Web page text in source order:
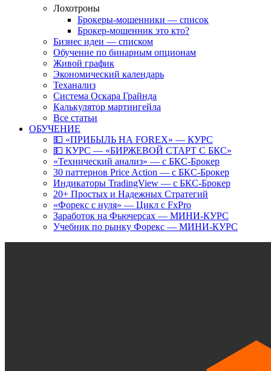
Лохотроны
Брокеры-мошенники — список
Брокер-мошенник это кто?
Бизнес идеи — списком
Обучение по бинарным опционам
Живой график
Экономический календарь
Теханализ
Система Оскара Грайнда
Калькулятор мартингейла
Все статьи
ОБУЧЕНИЕ
💵 «ПРИБЫЛЬ НА FOREX» — КУРС
💵 КУРС — «БИРЖЕВОЙ СТАРТ С БКС»
«Технический анализ» — с БКС-Брокер
30 паттернов Price Action — с БКС-Брокер
Индикаторы TradingView — с БКС-Брокер
20+ Простых и Надежных Стратегий
«Форекс с нуля» — Цикл с FxPro
Заработок на Фьючерсах — МИНИ-КУРС
Учебник по рынку Форекс — МИНИ-КУРС